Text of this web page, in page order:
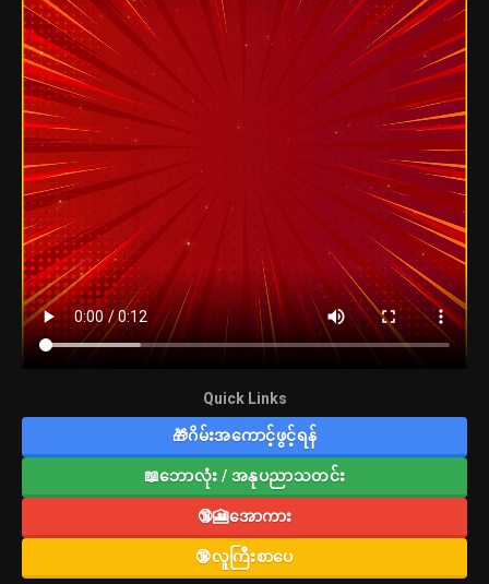
Quick Links
🎁ဂိမ်းအကောင့်ဖွင့်ရန်
📖ဘောလုံး / အနုပညာသတင်း
🔞🎦အောကား
🔞လူကြီးစာပေ